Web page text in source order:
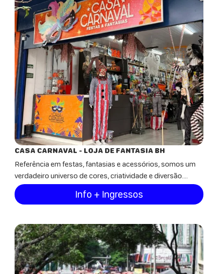
CASA CARNAVAL - LOJA DE FANTASIA BH
Referência em festas, fantasias e acessórios, somos um
verdadeiro universo de cores, criatividade e diversão....
Info + Ingressos